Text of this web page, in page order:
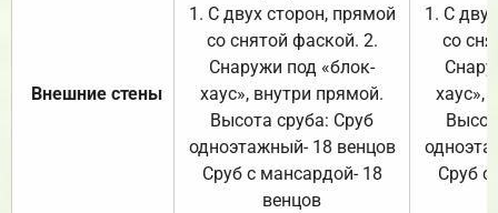
Внешние стены
1. С двух сторон, прямой
со снятой фаской. 2.
Снаружи под «блок-
хаус», внутри прямой.
Высота сруба: Сруб
одноэтажный- 18 венцов
Сруб с мансардой- 18
венцов
1. С
со
хаус»,
Сруб с